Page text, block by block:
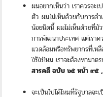
ผมอยากเห็นว่า เราควรจ
ตัว ผมไม่เห็นด้วยกับการด
น้อยนิดนี้ ผมไม่เห็นด้วยที่มัว
การพัฒนาประเทศ แต่เราค
แวดล้อมหรือทรัพยากรที่เหลื
ใช้ใช่ไหม เราจะต้องหามา
สารคดี ฉบับ ๖๕ หน้า ๙๕
จะเป็นไปได้ไหมที่รัฐบาลจะ